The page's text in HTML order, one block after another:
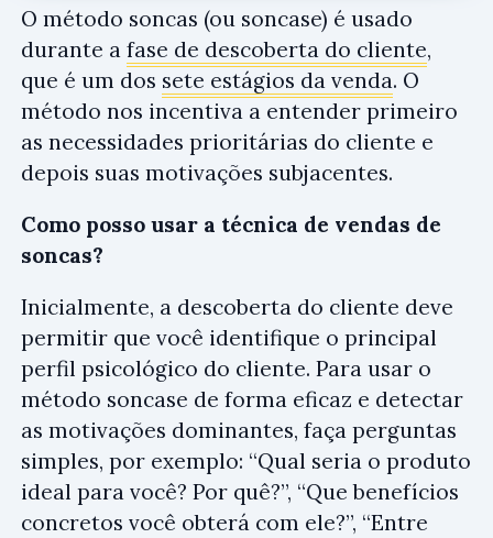
O método soncas (ou soncase) é usado
durante a fase de descoberta do cliente,
que é um dos sete estágios da venda. O
método nos incentiva a entender primeiro
as necessidades prioritárias do cliente e
depois suas motivações subjacentes.
Como posso usar a técnica de vendas de
soncas?
Inicialmente, a descoberta do cliente deve
permitir que você identifique o principal
perfil psicológico do cliente. Para usar o
método soncase de forma eficaz e detectar
as motivações dominantes, faça perguntas
simples, por exemplo: “Qual seria o produto
ideal para você? Por quê?”, “Que benefícios
concretos você obterá com ele?”, “Entre